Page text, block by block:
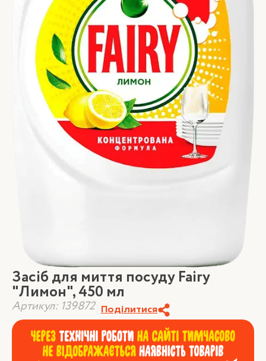
Засіб для миття посуду Fairy
"Лимон", 450 мл
Артикул: 139872 Поділитися